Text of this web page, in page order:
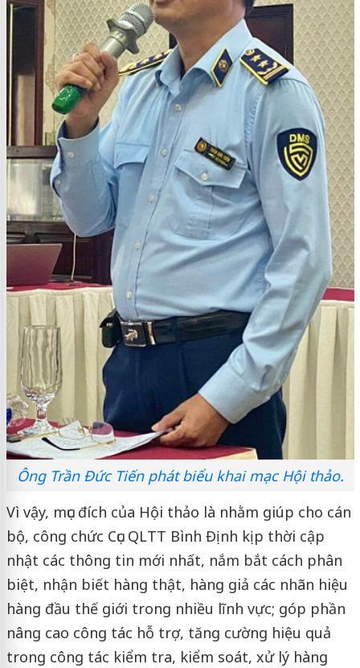
Ông Trần Đức Tiến phát biểu khai mạc Hội thảo.
Vì vậy, mục đích của Hội thảo là nhằm giúp cho cán
bộ, công chức Cục QLTT Bình Định kịp thời cập
nhật các thông tin mới nhất, nắm bắt cách phân
biệt, nhận biết hàng thật, hàng giả các nhãn hiệu
hàng đầu thế giới trong nhiều lĩnh vực; góp phần
nâng cao công tác hỗ trợ, tăng cường hiệu quả
trong công tác kiểm tra, kiểm soát, xử lý hàng